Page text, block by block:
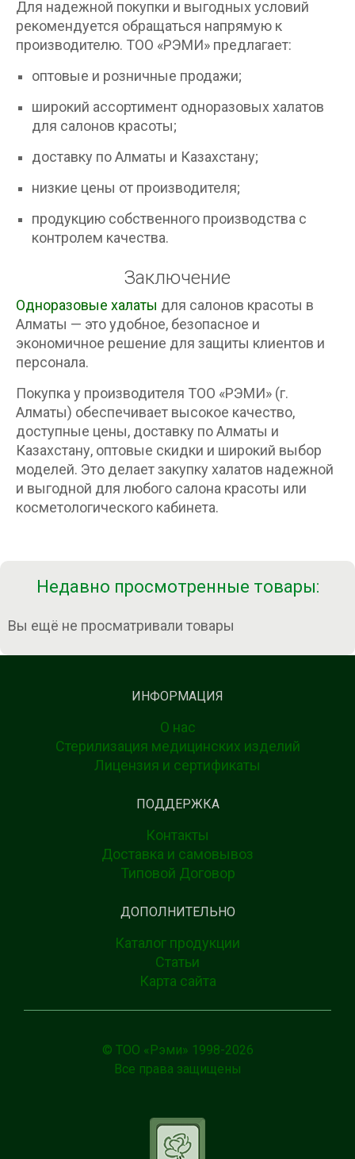
Для надежной покупки и выгодных условий
рекомендуется обращаться напрямую к
производителю. ТОО «РЭМИ» предлагает:
оптовые и розничные продажи;
широкий ассортимент одноразовых халатов
для салонов красоты;
доставку по Алматы и Казахстану;
низкие цены от производителя;
продукцию собственного производства с
контролем качества.
Заключение
Одноразовые халаты для салонов красоты в
Алматы — это удобное, безопасное и
экономичное решение для защиты клиентов и
персонала.
Покупка у производителя ТОО «РЭМИ» (г.
Алматы) обеспечивает высокое качество,
доступные цены, доставку по Алматы и
Казахстану, оптовые скидки и широкий выбор
моделей. Это делает закупку халатов надежной
и выгодной для любого салона красоты или
косметологического кабинета.
Недавно просмотренные товары:
Вы ещё не просматривали товары
ИНФОРМАЦИЯ
О нас
Стерилизация медицинских изделий
Лицензия и сертификаты
ПОДДЕРЖКА
Контакты
Доставка и самовывоз
Типовой Договор
ДОПОЛНИТЕЛЬНО
Каталог продукции
Статьи
Карта сайта
© ТОО «Рэми» 1998-2026
Все права защищены